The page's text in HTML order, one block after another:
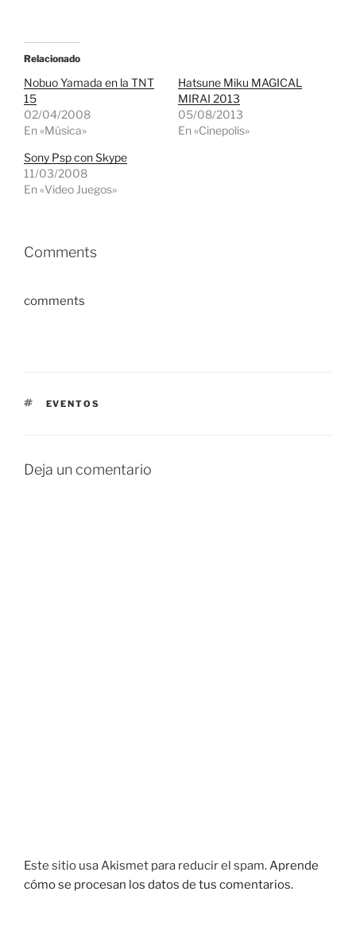
Relacionado
Nobuo Yamada en la TNT
15
02/04/2008
En «Música»
Hatsune Miku MAGICAL
MIRAI 2013
05/08/2013
En «Cinepolis»
Sony Psp con Skype
11/03/2008
En «Video Juegos»
Comments
comments
ETIQUETAS
EVENTOS
Deja un comentario
Este sitio usa Akismet para reducir el spam.Aprende
cómo se procesan los datos de tus comentarios.